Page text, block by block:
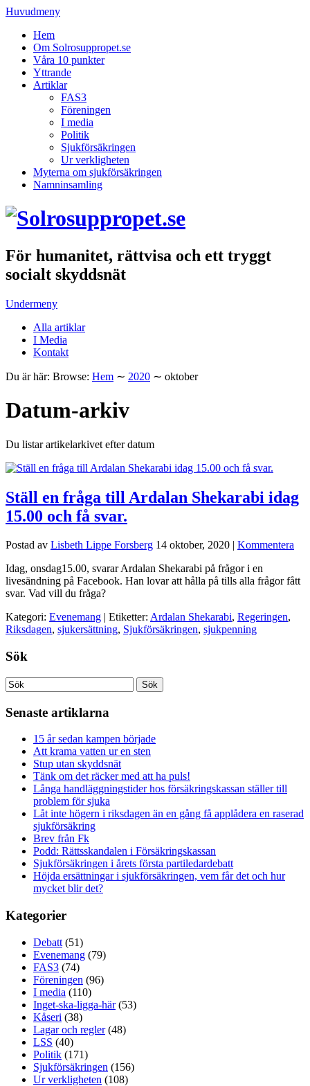
Huvudmeny
Hem
Om Solrosuppropet.se
Våra 10 punkter
Yttrande
Artiklar
FAS3
Föreningen
I media
Politik
Sjukförsäkringen
Ur verkligheten
Myterna om sjukförsäkringen
Namninsamling
För humanitet, rättvisa och ett tryggt
socialt skyddsnät
Undermeny
Alla artiklar
I Media
Kontakt
Du är här: Browse: Hem ∼ 2020 ∼ oktober
Datum-arkiv
Du listar artikelarkivet efter datum
Ställ en fråga till Ardalan Shekarabi idag
15.00 och få svar.
Postad av Lisbeth Lippe Forsberg 14 oktober, 2020
Kommentera
Idag, onsdag15.00, svarar Ardalan Shekarabi på frågor i en
livesändning på Facebook. Han lovar att hålla på tills alla frågor fått
svar. Vad vill du fråga?
Kategori: Evenemang | Etiketter: Ardalan Shekarabi, Regeringen,
Riksdagen, sjukersättning, Sjukförsäkringen, sjukpenning
Sök
Senaste artiklarna
15 år sedan kampen började
Att krama vatten ur en sten
Stup utan skyddsnät
Tänk om det räcker med att ha puls!
Långa handläggningstider hos försäkringskassan ställer till
problem för sjuka
Låt inte högern i riksdagen än en gång få applådera en raserad
sjukförsäkring
Brev från Fk
Podd: Rättsskandalen i Försäkringskassan
Sjukförsäkringen i årets första partiledardebatt
Höjda ersättningar i sjukförsäkringen, vem får det och hur
mycket blir det?
Kategorier
Debatt (51)
Evenemang (79)
FAS3 (74)
Föreningen (96)
I media (110)
Inget-ska-ligga-här(53)
Kåseri (38)
Lagar och regler(48)
LSS (40)
Politik (171)
Sjukförsäkringen (156)
Ur verkligheten (108)